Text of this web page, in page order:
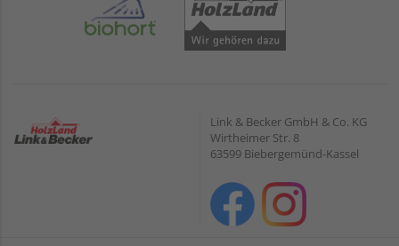
Link & Becker GmbH & Co. KG
Wirtheimer Str. 8
63599 Biebergemünd-Kassel